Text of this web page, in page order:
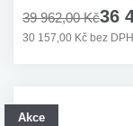
39 962,00 Kč36
30 157,00 Kč bez DPH
Akce